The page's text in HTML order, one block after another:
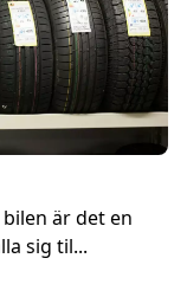
är det en
sig til...